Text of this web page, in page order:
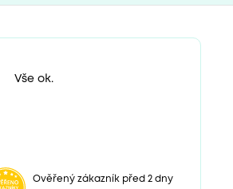
Vše ok.
Ověřený zákazník před 2 dny